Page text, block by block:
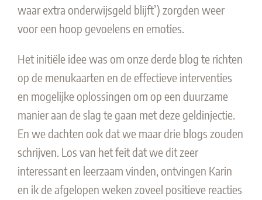
waar extra onderwijsgeld blijft’) zorgden weer
voor een hoop gevoelens en emoties.
Het initiële idee was om onze derde blog te richten
op de menukaarten en de effectieve interventies
en mogelijke oplossingen om op een duurzame
manier aan de slag te gaan met deze geldinjectie.
En we dachten ook dat we maar drie blogs zouden
schrijven. Los van het feit dat we dit zeer
interessant en leerzaam vinden, ontvingen Karin
en ik de afgelopen weken zoveel positieve reacties